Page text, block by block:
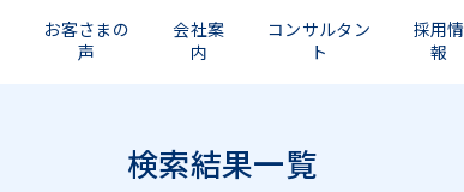
お客さまの
声
会社案
内
コンサルタン
ト
採用情
報
検索結果一覧